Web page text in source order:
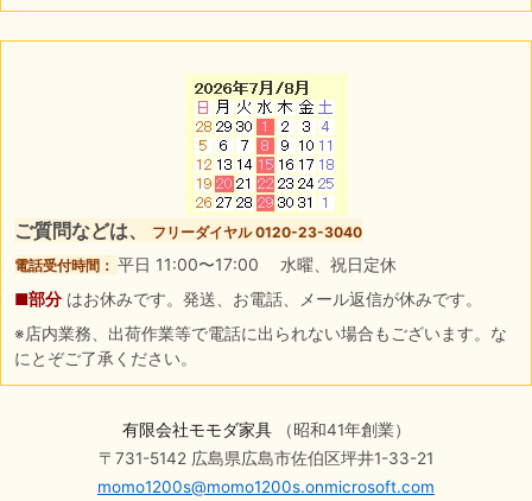
ご質問などは、
フリーダイヤル 0120-23-3040
電話受付時間： 平日 11:00〜17:00 水曜、祝日定休
■部分 はお休みです。発送、お電話、メール返信が休みです。
※店内業務、出荷作業等で電話に出られない場合もございます。な
にとぞご了承ください。
有限会社モモダ家具（昭和41年創業）
〒731-5142 広島県広島市佐伯区坪井1-33-21
momo1200s@momo1200s.onmicrosoft.com